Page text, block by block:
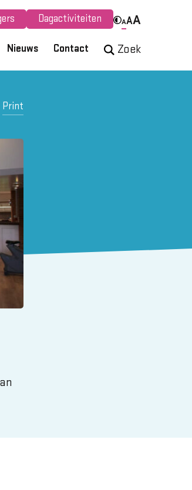
Dagactiviteiten AAA
Nieuws Contact Zoek
Print